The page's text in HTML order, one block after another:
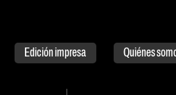
Edición impresa Quiénes